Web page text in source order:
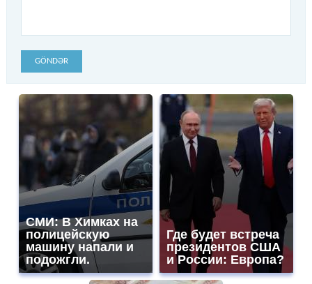
GÖNDƏR
СМИ: В Химках на
полицейскую
машину напали и
подожгли.
Где будет встреча
президентов США
и России: Европа?